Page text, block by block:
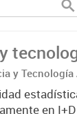
y Tecnología
en